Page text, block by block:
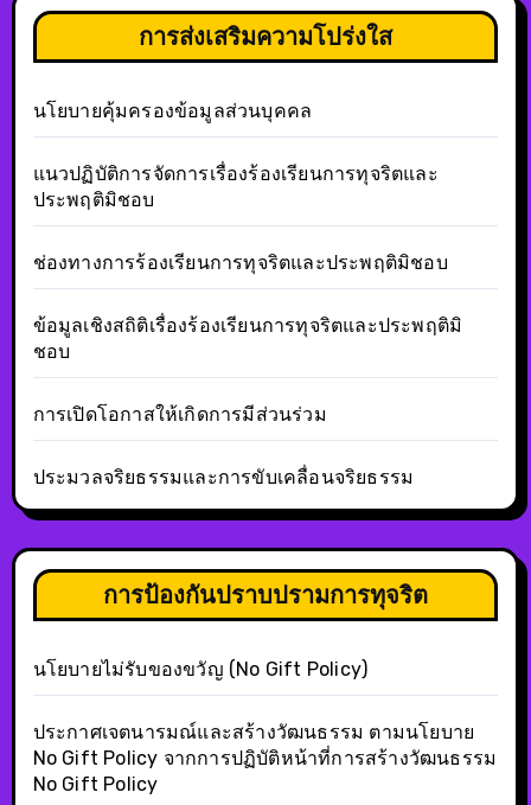
การส่งเสริมความโปร่งใส
นโยบายคุ้มครองข้อมูลส่วนบุคคล
แนวปฏิบัติการจัดการเรื่องร้องเรียนการทุจริตและ
ประพฤติมิชอบ
ช่องทางการร้องเรียนการทุจริตและประพฤติมิชอบ
ข้อมูลเชิงสถิติเรื่องร้องเรียนการทุจริตและประพฤติมิ
ชอบ
การเปิดโอกาสให้เกิดการมีส่วนร่วม
ประมวลจริยธรรมและการขับเคลื่อนจริยธรรม
การป้องกันปราบปรามการทุจริต
นโยบายไม่รับของขวัญ (No Gift Policy)
ประกาศเจตนารมณ์และสร้างวัฒนธรรม ตามนโยบาย
No Gift Policy จากการปฏิบัติหน้าที่การสร้างวัฒนธรรม
No Gift Policy